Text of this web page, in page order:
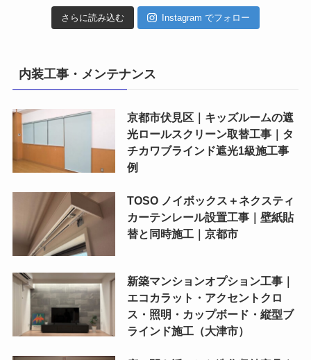
さらに読み込む Instagram でフォロー
内装工事・メンテナンス
京都市伏見区｜キッズルームの遮
光ロールスクリーン取替工事｜タ
チカワブラインド遮光1級施工事
例
TOSO ノイボックス＋ネクスティ
カーテンレール設置工事｜壁紙貼
替と同時施工｜京都市
新築マンションオプション工事｜
エコカラット・アクセントクロ
ス・照明・カップボード・縦型ブ
ラインド施工（大津市）